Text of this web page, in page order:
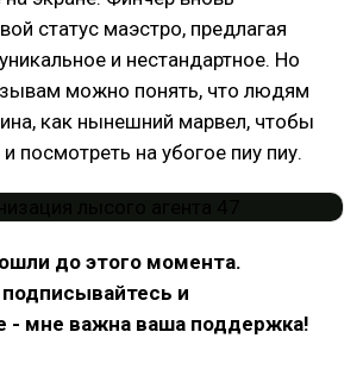
статус маэстро, предлагая
и нестандартное. Но
можно понять, что людям
как нынешний марвел, чтобы
посмотреть на убогое пиу пиу.
до этого момента.
и
- мне важна ваша поддержка!